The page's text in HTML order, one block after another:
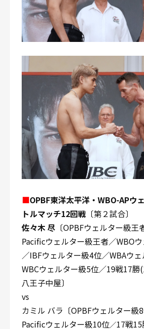
■OPBF東洋太平洋・WBO-APウ
トルマッチ12回戦 〔第２試合〕
佐々木 尽 〔OPBFウェルター級王
Pacificウェルター級王者／WBO
／IBFウェルター級4位／WBAウ
WBCウェルター級5位／19戦17勝
八王子中屋〕
vs
カミル バラ〔OPBFウェルター級
Pacificウェルター級10位／17戦